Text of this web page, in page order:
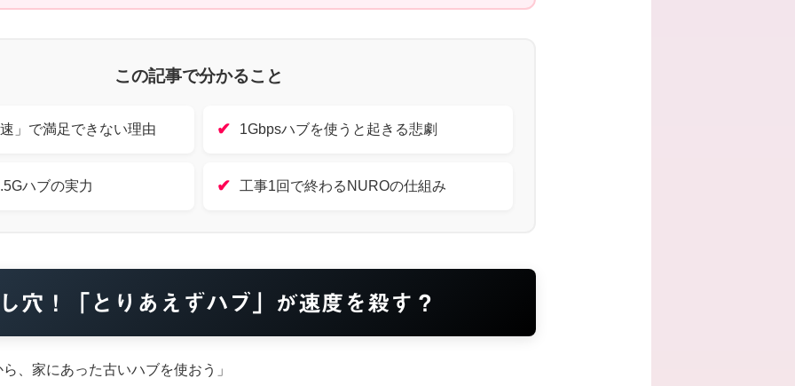
この記事で分かること
」で満足できない理由 ✔ 1Gbpsハブを使うと起きる悲劇
ハブの実力 ✔ 工事1回で終わるNUROの仕組み
穴！「とりあえずハブ」が速度を殺す？
、家にあった古いハブを使おう」